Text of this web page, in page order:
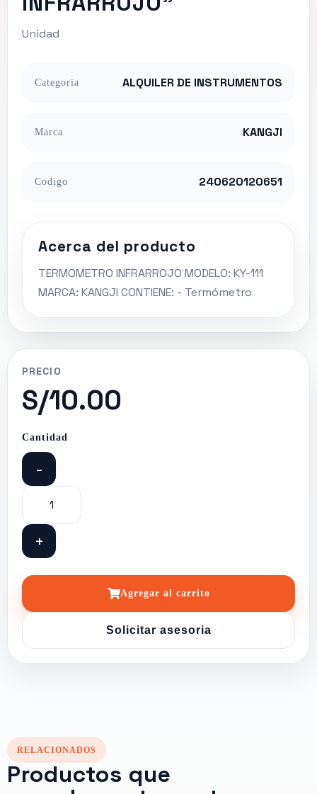
Unidad
Categoria ALQUILER DE INSTRUMENTOS
Marca KANGJI
Codigo 240620120651
Acerca del producto
TERMOMETRO INFRARROJO MODELO: KY-111
MARCA: KANGJI CONTIENE: - Termómetro
PRECIO
S/10.00
Cantidad
-
+
Agregar al carrito
Solicitar asesoria
RELACIONADOS
Productos que